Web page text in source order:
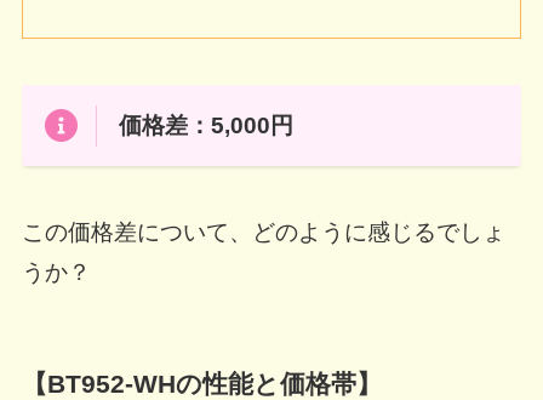
価格差：5,000円
この価格差について、どのように感じるでしょ
うか？
【BT952-WHの性能と価格帯】